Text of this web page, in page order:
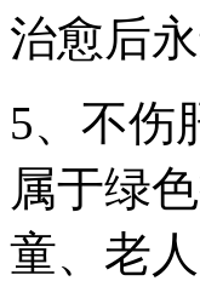
治愈后永
5、不伤
属于绿
童、老